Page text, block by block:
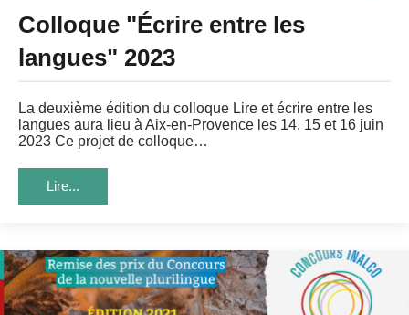
Colloque "Écrire entre les
langues" 2023
La deuxième édition du colloque Lire et écrire entre les
langues aura lieu à Aix-en-Provence les 14, 15 et 16 juin
2023 Ce projet de colloque…
Lire...